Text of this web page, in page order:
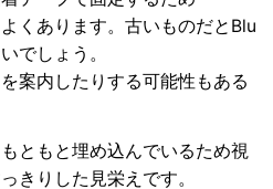
くあります。古いものだとBlu
でしょう。
案内したりする可能性もある
ともと埋め込んでいるため視
きりした見栄えです。